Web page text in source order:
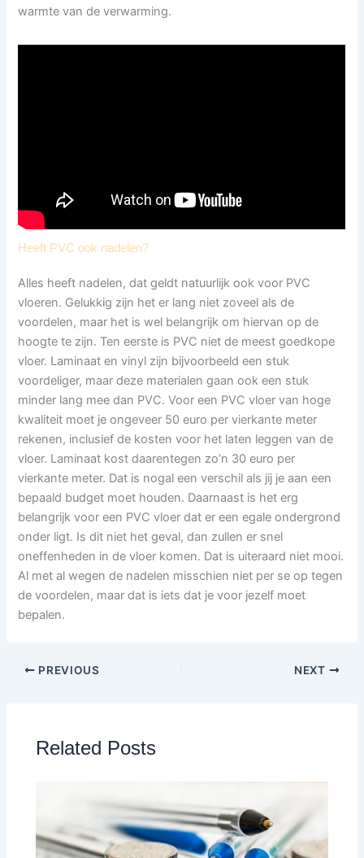
warmte van de verwarming.
Heeft PVC ook nadelen?
Alles heeft nadelen, dat geldt natuurlijk ook voor PVC
vloeren. Gelukkig zijn het er lang niet zoveel als de
voordelen, maar het is wel belangrijk om hiervan op de
hoogte te zijn. Ten eerste is PVC niet de meest goedkope
vloer. Laminaat en vinyl zijn bijvoorbeeld een stuk
voordeliger, maar deze materialen gaan ook een stuk
minder lang mee dan PVC. Voor een PVC vloer van hoge
kwaliteit moet je ongeveer 50 euro per vierkante meter
rekenen, inclusief de kosten voor het laten leggen van de
vloer. Laminaat kost daarentegen zo’n 30 euro per
vierkante meter. Dat is nogal een verschil als jij je aan een
bepaald budget moet houden. Daarnaast is het erg
belangrijk voor een PVC vloer dat er een egale ondergrond
onder ligt. Is dit niet het geval, dan zullen er snel
oneffenheden in de vloer komen. Dat is uiteraard niet mooi.
Al met al wegen de nadelen misschien niet per se op tegen
de voordelen, maar dat is iets dat je voor jezelf moet
bepalen.
PREVIOUS NEXT
Related Posts